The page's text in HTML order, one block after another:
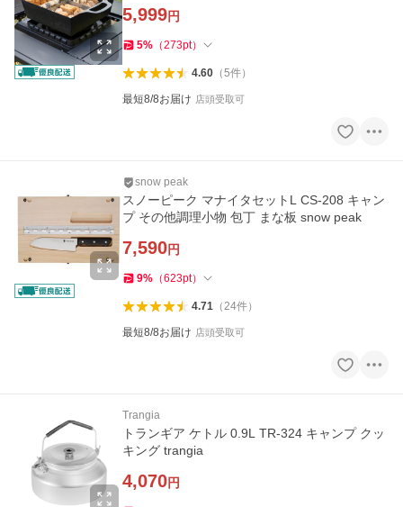
5,999円
5% （273pt）
4.60（5件）
最短8/8お届け 店頭受取可
snow peak
スノーピーク マナイタセットL CS-208 キャン
プ その他調理小物 包丁 まな板 snow peak
7,590円
9% （623pt）
4.71（24件）
最短8/8お届け 店頭受取可
Trangia
トランギア ケトル 0.9L TR-324 キャンプ クッ
キング trangia
4,070円